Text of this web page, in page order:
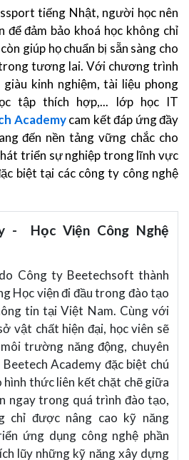
tiếng Nhật, người học nên
đảm bảo khoá học không chỉ
giúp họ chuẩn bị sẵn sàng cho
tương lai. Với chương trình
kinh nghiệm, tài liệu phong
tập thích hợp,... lớp học IT
Academy cam kết đáp ứng đầy
đến nền tảng vững chắc cho
triển sự nghiệp trong lĩnh vực
biệt tại các công ty công nghệ
- Học Viện Công Nghệ
do Công ty Beetechsoft thành
Học viện đi đầu trong đào tạo
tin tại Việt Nam. Cùng với
vật chất hiện đại, học viên sẽ
trường năng động, chuyên
Beetech Academy đặc biệt chú
thức liên kết chặt chẽ giữa
ngay trong quá trình đào tạo,
chỉ được nâng cao kỹ năng
ứng dụng công nghệ phần
lũy những kỹ năng xây dựng